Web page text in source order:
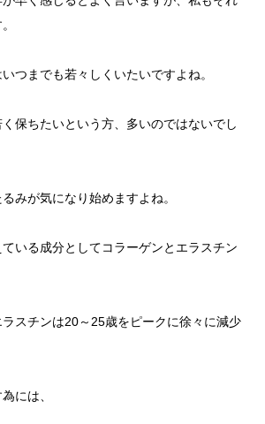
つまでも若々しくいたいですよね。
保ちたいという方、多いのではないでし
みが気になり始めますよね。
いる成分としてコラーゲンとエラスチン
スチンは20～25歳をピークに徐々に減少
には、